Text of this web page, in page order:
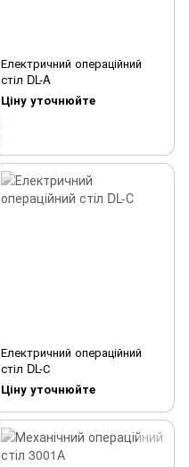
Електричний операційний
стіл DL-A
Ціну уточнюйте
Електричний операційний
стіл DL-С
Ціну уточнюйте